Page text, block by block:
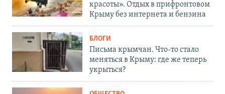
красоты». Отдых в прифронтовом
Крыму без интернета и бензина
БЛОГИ
Письма крымчан. Что-то стало
меняться в Крыму: где же теперь
укрыться?